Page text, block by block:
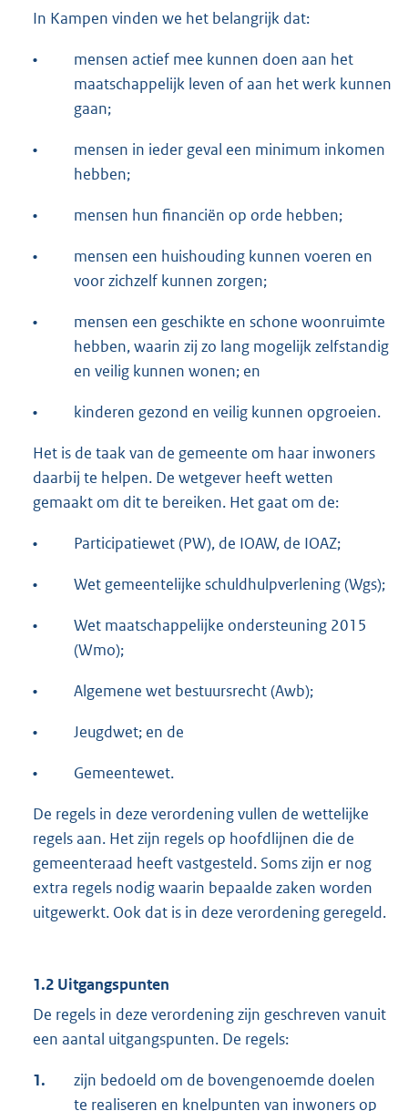
In Kampen vinden we het belangrijk dat:
•
mensen actief mee kunnen doen aan het
maatschappelijk leven of aan het werk kunnen
gaan;
•
mensen in ieder geval een minimum inkomen
hebben;
• mensen hun financiën op orde hebben;
•
mensen een huishouding kunnen voeren en
voor zichzelf kunnen zorgen;
•
mensen een geschikte en schone woonruimte
hebben, waarin zij zo lang mogelijk zelfstandig
en veilig kunnen wonen; en
• kinderen gezond en veilig kunnen opgroeien.
Het is de taak van de gemeente om haar inwoners
daarbij te helpen. De wetgever heeft wetten
gemaakt om dit te bereiken. Het gaat om de:
• Participatiewet (PW), de IOAW, de IOAZ;
• Wet gemeentelijke schuldhulpverlening (Wgs);
•
Wet maatschappelijke ondersteuning 2015
(Wmo);
• Algemene wet bestuursrecht (Awb);
• Jeugdwet; en de
• Gemeentewet.
De regels in deze verordening vullen de wettelijke
regels aan. Het zijn regels op hoofdlijnen die de
gemeenteraad heeft vastgesteld. Soms zijn er nog
extra regels nodig waarin bepaalde zaken worden
uitgewerkt. Ook dat is in deze verordening geregeld.
1.2 Uitgangspunten
De regels in deze verordening zijn geschreven vanuit
een aantal uitgangspunten. De regels:
1.
zijn bedoeld om de bovengenoemde doelen
te realiseren en knelpunten van inwoners op